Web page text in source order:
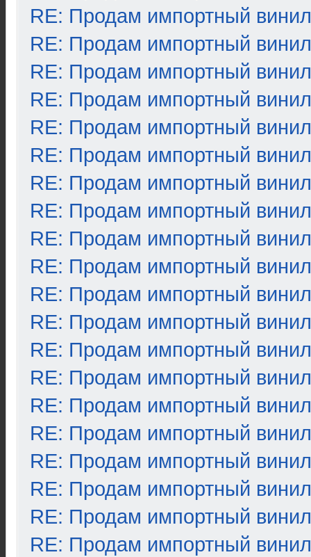
RE: Продам импортный винил
RE: Продам импортный винил
RE: Продам импортный винил
RE: Продам импортный винил
RE: Продам импортный винил
RE: Продам импортный винил
RE: Продам импортный винил
RE: Продам импортный винил
RE: Продам импортный винил
RE: Продам импортный винил
RE: Продам импортный винил
RE: Продам импортный винил
RE: Продам импортный винил
RE: Продам импортный винил
RE: Продам импортный винил
RE: Продам импортный винил
RE: Продам импортный винил
RE: Продам импортный винил
RE: Продам импортный винил
RE: Продам импортный винил